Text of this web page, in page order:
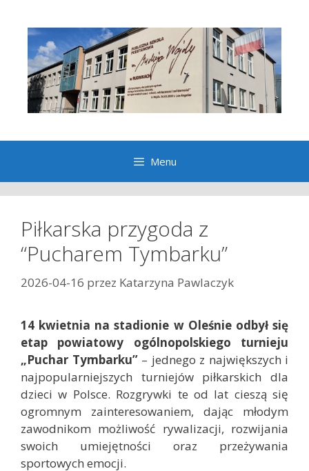
Menu
Piłkarska przygoda z
“Pucharem Tymbarku”
2026-04-16 przez Katarzyna Pawlaczyk
14 kwietnia na stadionie w Oleśnie odbył się
etap powiatowy ogólnopolskiego turnieju
„Puchar Tymbarku”– jednego z największych i
najpopularniejszych turniejów piłkarskich dla
dzieci w Polsce. Rozgrywki te od lat cieszą się
ogromnym zainteresowaniem, dając młodym
zawodnikom możliwość rywalizacji, rozwijania
swoich umiejętności oraz przeżywania
sportowych emocji.